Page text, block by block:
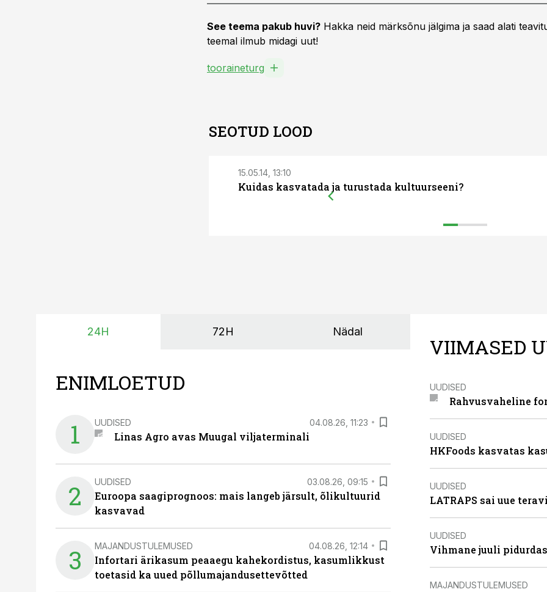
See teema pakub huvi? Hakka neid märksõnu jälgima ja saad alati
teemal ilmub midagi uut!
tooraineturg
SEOTUD LOOD
15.05.14, 13:10
Kuidas kasvatada ja turustada kultuurseeni?
24H 72H Nädal
ENIMLOETUD
1 UUDISED 04.08.26, 11:23
Linas Agro avas Muugal viljaterminali
2 UUDISED 03.08.26, 09:15
Euroopa saagiprognoos: mais langeb järsult, õlikultuurid
kasvavad
3 MAJANDUSTULEMUSED 04.08.26, 12:14
Infortari ärikasum peaaegu kahekordistus, kasumlikkust
toetasid ka uued põllumajandusettevõtted
VIIMASED
UUDISED
Rahvusvaheline
UUDISED
HKFoods kasvatas
UUDISED
LATRAPS sai uue
UUDISED
Vihmane juuli
MAJANDUSTULEMUSED